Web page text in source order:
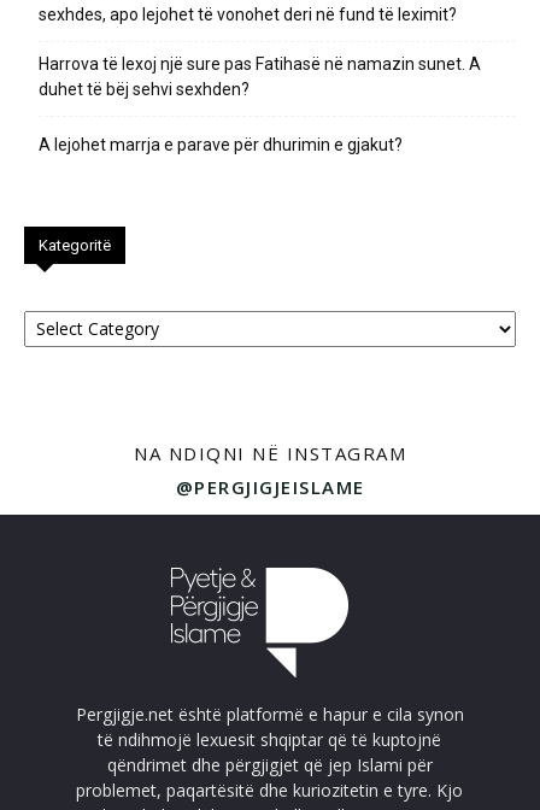
sexhdes, apo lejohet të vonohet deri në fund të leximit?
Harrova të lexoj një sure pas Fatihasë në namazin sunet. A
duhet të bëj sehvi sexhden?
A lejohet marrja e parave për dhurimin e gjakut?
Kategoritë
Kategoritë
NA NDIQNI NË INSTAGRAM
@PERGJIGJEISLAME
Pergjigje.net është platformë e hapur e cila synon
të ndihmojë lexuesit shqiptar që të kuptojnë
qëndrimet dhe përgjigjet që jep Islami për
problemet, paqartësitë dhe kuriozitetin e tyre. Kjo